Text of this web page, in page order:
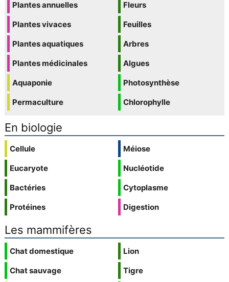
Plantes annuelles
Plantes vivaces
Plantes aquatiques
Plantes médicinales
Aquaponie
Permaculture
Fleurs
Feuilles
Arbres
Algues
Photosynthèse
Chlorophylle
En biologie
Cellule
Eucaryote
Bactéries
Protéines
Méiose
Nucléotide
Cytoplasme
Digestion
Les mammifères
Chat domestique
Chat sauvage
Lion
Tigre